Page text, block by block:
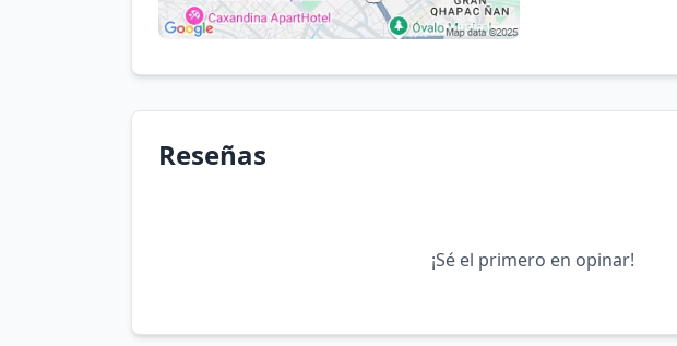
Reseñas
¡Sé el primero en opinar!